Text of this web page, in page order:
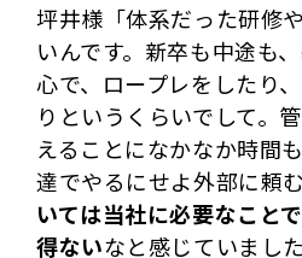
坪井様「体系だった研修
いんです。新卒も中途も
心で、ロープレをしたり
りというくらいでして。
えることになかなか時間
達でやるにせよ外部に頼む
いては当社に必要なこと
得ないなと感じていました